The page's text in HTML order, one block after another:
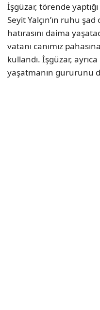
İşgüzar, törende
Seyit Yalçın’ın ruhu
hatırasını daima
vatanı canımız
kullandı. İşgüzar,
yaşatmanın gururunu